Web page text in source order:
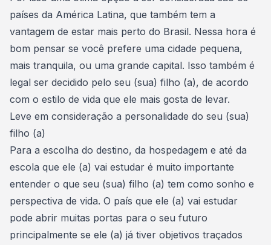
países da América Latina, que também tem a
vantagem de estar mais perto do Brasil. Nessa hora é
bom pensar se você prefere uma cidade pequena,
mais tranquila, ou uma grande capital. Isso também é
legal ser decidido pelo seu (sua) filho (a), de acordo
com o estilo de vida que ele mais gosta de levar.
Leve em consideração a personalidade do seu (sua)
filho (a)
Para a escolha do destino, da hospedagem e até da
escola que ele (a) vai estudar é muito importante
entender o que seu (sua) filho (a) tem como sonho e
perspectiva de vida. O país que ele (a) vai estudar
pode abrir muitas portas para o seu futuro
principalmente se ele (a) já tiver objetivos traçados